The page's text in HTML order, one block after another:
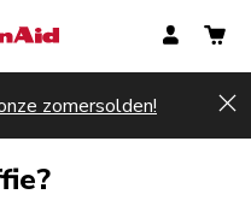
zomersolden!